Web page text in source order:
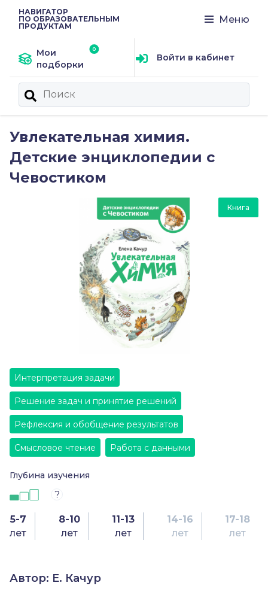
НАВИГАТОР
ПО ОБРАЗОВАТЕЛЬНЫМ
ПРОДУКТАМ
Меню
Мои
подборки
Войти в кабинет
Увлекательная химия.
Детские энциклопедии с
Чевостиком
Книга
Интерпретация задачи
Решение задач и принятие решений
Рефлексия и обобщение результатов
Смысловое чтение Работа с данными
Глубина изучения
?
5-7
лет
8-10
лет
11-13
лет
14-16
лет
17-18
лет
Автор: Е. Качур